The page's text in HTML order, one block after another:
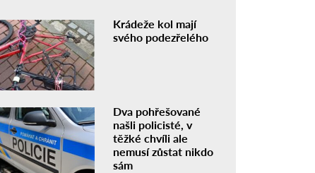
Krádeže kol mají
svého podezřelého
Dva pohřešované
našli policisté, v
těžké chvíli ale
nemusí zůstat nikdo
sám